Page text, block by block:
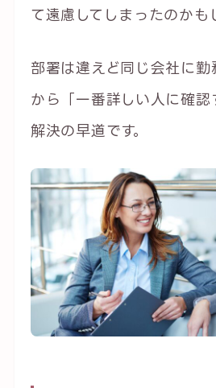
て遠慮してしまったのかも
部署は違えど同じ会社に勤
から「一番詳しい人に確認
解決の早道です。